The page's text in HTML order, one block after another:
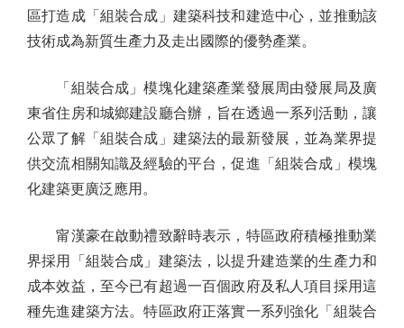
區打造成「組裝合成」建築科技和建造中心，並推動該
技術成為新質生產力及走出國際的優勢產業。
「組裝合成」模塊化建築產業發展周由發展局及廣
東省住房和城鄉建設廳合辦，旨在透過一系列活動，讓
公眾了解「組裝合成」建築法的最新發展，並為業界提
供交流相關知識及經驗的平台，促進「組裝合成」模塊
化建築更廣泛應用。
甯漢豪在啟動禮致辭時表示，特區政府積極推動業
界採用「組裝合成」建築法，以提升建造業的生產力和
成本效益，至今已有超過一百個政府及私人項目採用這
種先進建築方法。特區政府正落實一系列強化「組裝合